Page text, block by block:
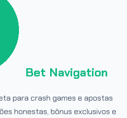
Bet Navigation
para crash games e apostas
honestas, bônus exclusivos e